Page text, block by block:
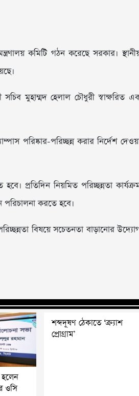
কমিটি গঠন করেছে সরকার।
সচিব মুহাম্মদ হেলাল চৌধুরী স্বাক্ষরিত
পরিষ্কার-পরিচ্ছন্ন করার নির্দেশ
প্রতিদিন নিয়মিত পরিচ্ছন্নতা
পরিচালনা করতে হবে।
পরিচ্ছন্নতা বিষয়ে সচেতনতা বাড়ানোর
হলেন
ওসি
শব্দদূষণ ঠেকাতে ‘ক্র্যাশ
প্রোগ্রাম’